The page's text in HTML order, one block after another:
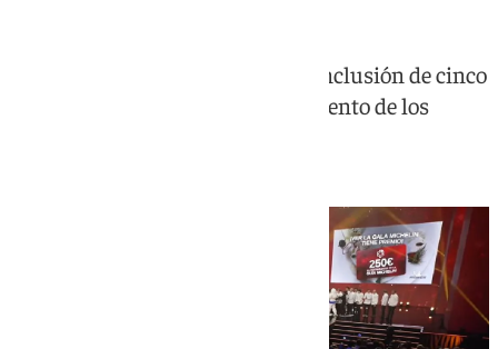
La cocina andaluza brilló con la inclusión de cinco
nuevos restaurantes en el firmamento de los